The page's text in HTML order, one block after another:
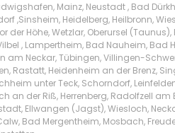
Mainz, Neustadt , Bad
,Sinsheim, Heidelberg, Heilbronn,
Höhe, Wetzlar, Oberursel (Taunus),
, Lampertheim, Bad Nauheim, Bad
am Neckar, Tübingen, Villingen-
Heidenheim an der Brenz,
unter Teck, Schorndorf,
an der Riß, Herrenberg, Radolfzell am
Ellwangen (Jagst), Wiesloch,
Bad Mergentheim, Mosbach,